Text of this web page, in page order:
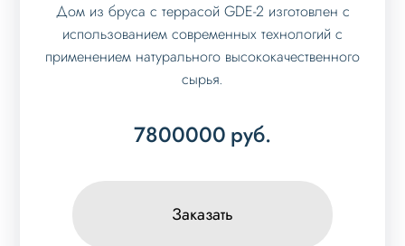
Дом из бруса с террасой GDE-2 изготовлен с
использованием современных технологий с
применением натурального высококачественного
сырья.
7800000 руб.
Заказать